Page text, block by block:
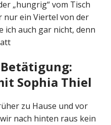
„hungrig“ vom Tisch
nur ein Viertel von der
ich auch gar nicht, denn
Sophia Thiel
zu Hause und vor
nach hinten raus kein